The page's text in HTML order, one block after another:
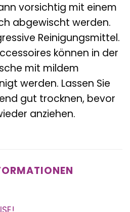
vorsichtig mit einem
abgewischt werden.
Reinigungsmittel.
können in der
mit mildem
werden. Lassen Sie
gut trocknen, bevor
anziehen.